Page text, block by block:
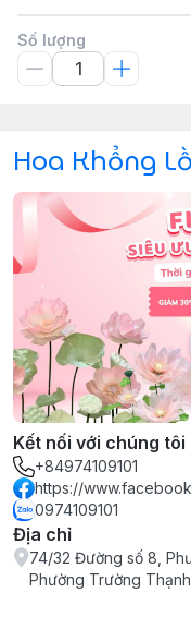
Số lượng
Hoa Khổng
Kết nối với chúng tôi
+84974109101
https://
0974109101
Địa chỉ
74/32 Đường số 8,
Phường Trường